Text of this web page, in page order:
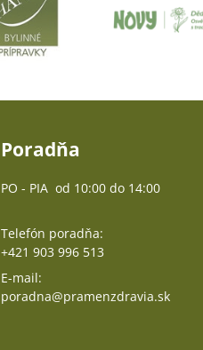
Poradňa
PO - PIA od 10:00 do 14:00
Telefón poradňa:
+421 903 996 513
E-mail:
poradna@pramenzdravia.sk